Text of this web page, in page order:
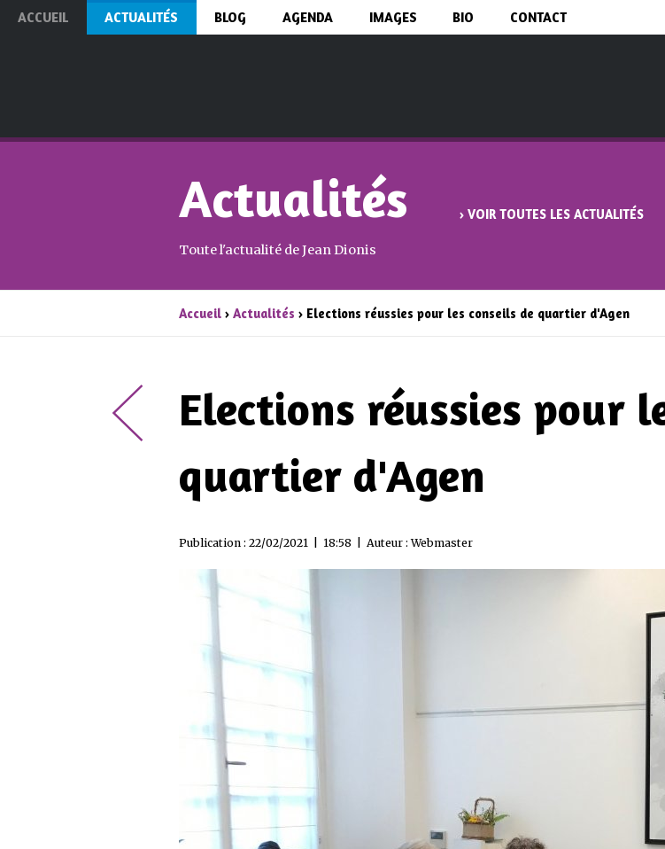
Aller au
ACCUEIL ACTUALITÉS BLOG AGENDA IMAGES BIO CONTACT
Actualités › VOIR TOUTES LES ACTUALITÉS
Toute l'actualité de Jean Dionis
Accueil › Actualités › Elections réussies pour les conseils de quartier d'Agen
Elections réussies pour
quartier d'Agen
Publication : 22/02/2021 | 18:58 | Auteur :Webmaster